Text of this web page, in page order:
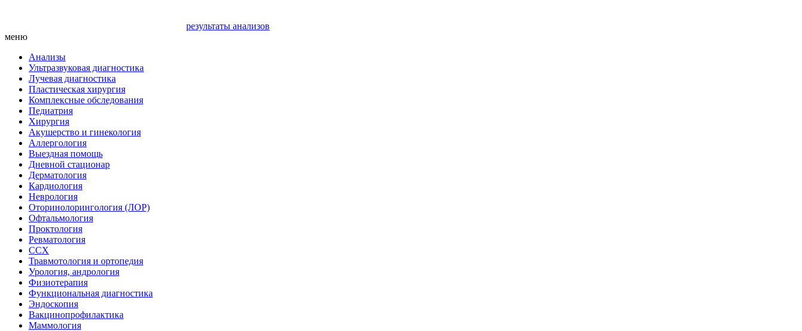
результаты анализов
меню
Анализы
Ультразвуковая диагностика
Лучевая диагностика
Пластическая хирургия
Комплексные обследования
Педиатрия
Хирургия
Акушерство и гинекология
Аллергология
Выездная помощь
Дневной стационар
Дерматология
Кардиология
Неврология
Оторинолорингология (ЛОР)
Офтальмология
Проктология
Ревматология
ССХ
Травмотология и ортопедия
Урология, андрология
Физиотерапия
Функциональная диагностика
Эндоскопия
Вакцинопрофилактика
Маммология